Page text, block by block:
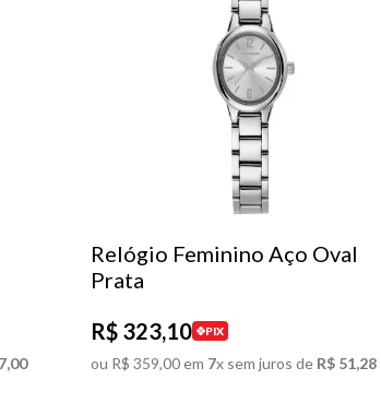
,00
Relógio Feminino Aço Oval
Prata
R$ 323,10 PIX
ou R$ 359,00em 7x sem juros de R$ 51,28